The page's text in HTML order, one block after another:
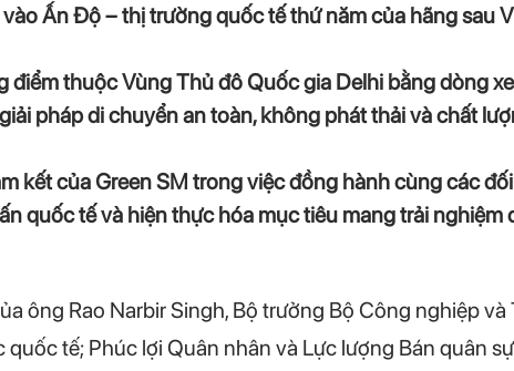
Ấn Độ – thị trường quốc tế thứ năm của hãng sau
thuộc Vùng Thủ đô Quốc gia Delhi bằng dòng
pháp di chuyển an toàn, không phát thải và chất
kết của Green SM trong việc đồng hành cùng các
quốc tế và hiện thực hóa mục tiêu mang trải nghiệm
ông Rao Narbir Singh, Bộ trưởng Bộ Công nghiệp
tế; Phúc lợi Quân nhân và Lực lượng Bán quân